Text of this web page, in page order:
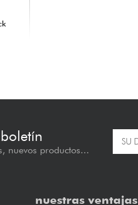
nuevos productos...
nuestras ventajas